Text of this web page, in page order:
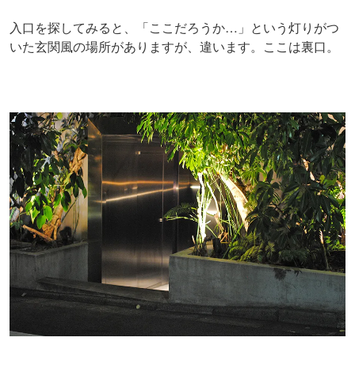
入口を探してみると、「ここだろうか…」という灯りがつ
いた玄関風の場所がありますが、違います。ここは裏口。